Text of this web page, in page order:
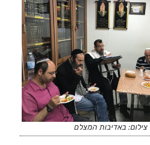
צילום: באדיבות המצלם